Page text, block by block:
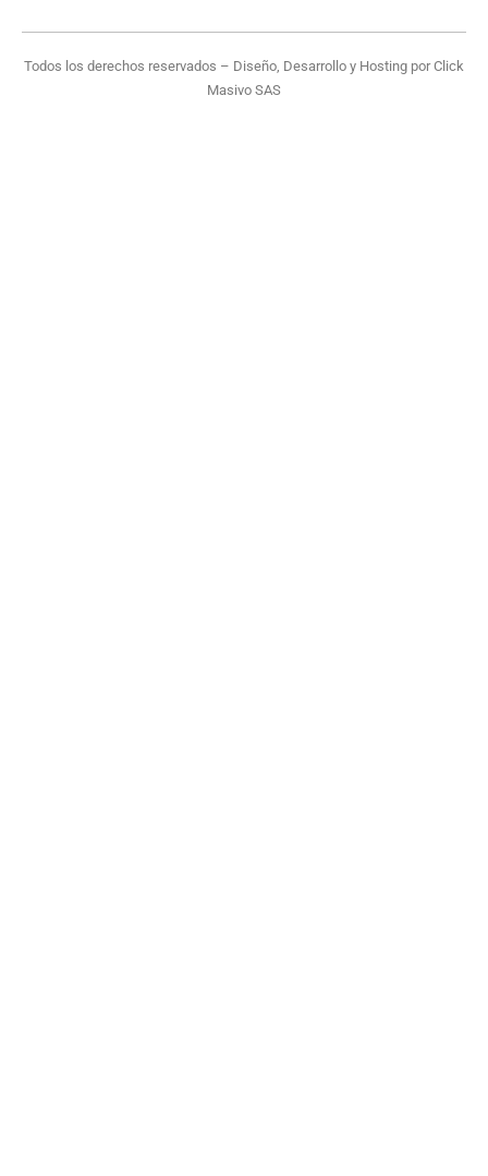
Todos los derechos reservados – Diseño, Desarrollo y Hosting porClick
Masivo SAS